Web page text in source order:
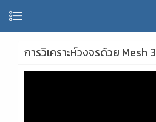
การวิเคราะห์วงจรด้วย Mesh 3